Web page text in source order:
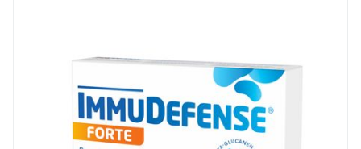
Kamertemperatuur (15°C - 25°C)